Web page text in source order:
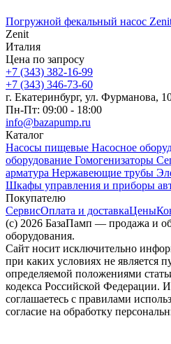
Погружной фекальный насос
Zenit
Италия
Цена по запросу
+7 (343) 382-16-99
+7 (343) 346-73-‬60
г. Екатеринбург, ул. Фурманова,
Пн-Пт: 09:00 - 18:00
info@bazapump.ru
Каталог
Насосы пищевые Насосное
оборудование Гомогенизаторы
арматура Нержавеющие трубы
Шкафы управления и приборы
Покупателю
СервисОплата и доставкаЦены
(c) 2026 БазаПамп — продажа и
оборудования.
Сайт носит исключительно
при каких условиях не является
определяемой положениями
кодекса Российской Федерации.
соглашаетесь с правилами
согласие на обработку